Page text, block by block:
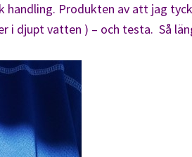
handling. Produkten av att jag
i djupt vatten ) – och testa. Så